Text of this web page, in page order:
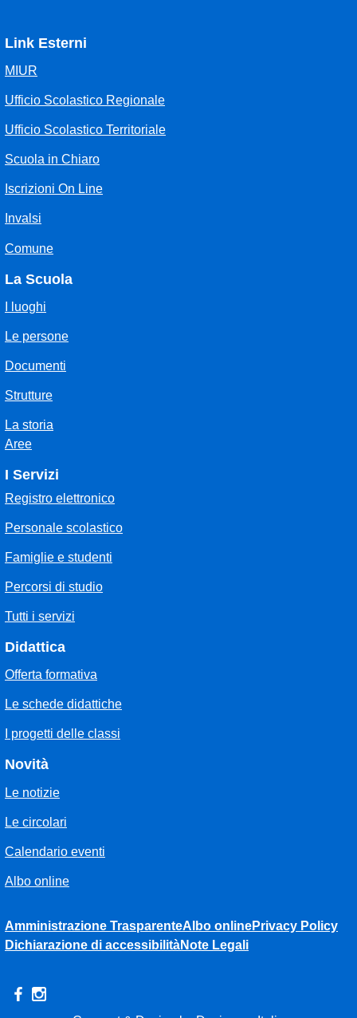
Link Esterni
MIUR
Ufficio Scolastico Regionale
Ufficio Scolastico Territoriale
Scuola in Chiaro
Iscrizioni On Line
Invalsi
Comune
La Scuola
I luoghi
Le persone
Documenti
Strutture
La storia
Aree
I Servizi
Registro elettronico
Personale scolastico
Famiglie e studenti
Percorsi di studio
Tutti i servizi
Didattica
Offerta formativa
Le schede didattiche
I progetti delle classi
Novità
Le notizie
Le circolari
Calendario eventi
Albo online
Amministrazione TrasparenteAlbo onlinePrivacy Policy
Dichiarazione di accessibilitàNote Legali